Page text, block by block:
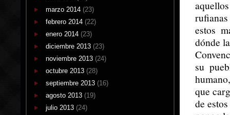
marzo 2014 (23)
febrero 2014 (22)
enero 2014 (23)
diciembre 2013 (23)
noviembre 2013 (24)
octubre 2013 (28)
septiembre 2013 (16)
agosto 2013 (19)
julio 2013 (24)
estos
dónde
su
que
de